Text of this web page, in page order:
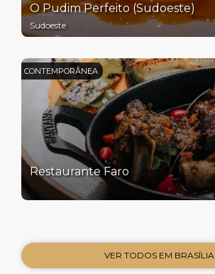
O Pudim Perfeito (Sudoeste)
Sudoeste
CONTEMPORÂNEA
Restaurante Faro
VER TODOS EM BRASÍLIA